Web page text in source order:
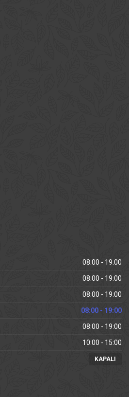
08:00 - 19:00
08:00 - 19:00
08:00 - 19:00
08:00 - 19:00
08:00 - 19:00
10:00 - 15:00
KAPALI